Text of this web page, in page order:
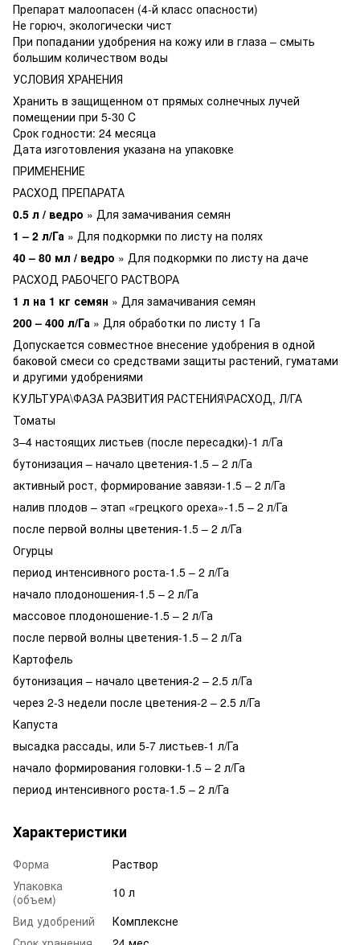
Препарат малоопасен (4-й класс опасности)
Не горюч, экологически чист
При попадании удобрения на кожу или в глаза – смыть
большим количеством воды
УСЛОВИЯ ХРАНЕНИЯ
Хранить в защищенном от прямых солнечных лучей
помещении при 5-30 C
Срок годности: 24 месяца
Дата изготовления указана на упаковке
ПРИМЕНЕНИЕ
РАСХОД ПРЕПАРАТА
0.5 л / ведро » Для замачивания семян
1 – 2 л/Га » Для подкормки по листу на полях
40 – 80 мл / ведро » Для подкормки по листу на даче
РАСХОД РАБОЧЕГО РАСТВОРА
1 л на 1 кг семян » Для замачивания семян
200 – 400 л/Га » Для обработки по листу 1 Га
Допускается совместное внесение удобрения в одной
баковой смеси со средствами защиты растений, гуматами
и другими удобрениями
КУЛЬТУРА\ФАЗА РАЗВИТИЯ РАСТЕНИЯ\РАСХОД, Л/ГА
Томаты
3–4 настоящих листьев (после пересадки)-1 л/Га
бутонизация – начало цветения-1.5 – 2 л/Га
активный рост, формирование завязи-1.5 – 2 л/Га
налив плодов – этап «грецкого ореха»-1.5 – 2 л/Га
после первой волны цветения-1.5 – 2 л/Га
Огурцы
период интенсивного роста-1.5 – 2 л/Га
начало плодоношения-1.5 – 2 л/Га
массовое плодоношение-1.5 – 2 л/Га
после первой волны цветения-1.5 – 2 л/Га
Картофель
бутонизация – начало цветения-2 – 2.5 л/Га
через 2-3 недели после цветения-2 – 2.5 л/Га
Капуста
высадка рассады, или 5-7 листьев-1 л/Га
начало формирования головки-1.5 – 2 л/Га
период интенсивного роста-1.5 – 2 л/Га
Характеристики
Форма
Раствор
Упаковка
(объем)
10 л
Вид удобрений
Комплексне